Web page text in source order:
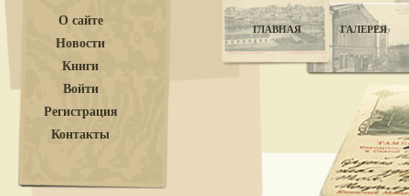
О сайте
Новости
Книги
Войти
Регистрация
Контакты
ГЛАВНАЯ ГАЛЕРЕЯ